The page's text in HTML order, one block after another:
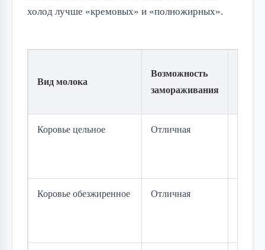
холод лучше «кремовых» и «полножирных».
Вид молока
Возможность
замораживания
Коровье цельное Отличная
Коровье обезжиренное Отличная